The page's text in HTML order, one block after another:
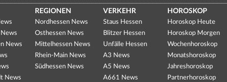
News
News
REGIONEN
Nordhessen News
Osthessen News
Mittelhessen News
Rhein-Main News
Südhessen News
VERKEHR
Staus Hessen
Blitzer Hessen
Unfälle Hessen
A3 News
A5 News
A661 News
HOROSKOP
Horoskop Heute
Horoskop Morgen
Wochenhoroskop
Monatshoroskop
Jahreshoroskop
Partnerhoroskop